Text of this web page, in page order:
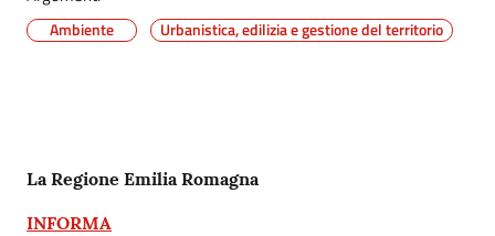
Ambiente Urbanistica, edilizia e gestione del territorio
Contenuto
La Regione Emilia Romagna
INFORMA